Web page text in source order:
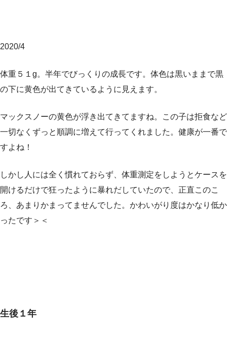
2020/4
体重５１g。半年でびっくりの成長です。体色は黒いままで黒
の下に黄色が出てきているように見えます。
マックスノーの黄色が浮き出てきてますね。この子は拒食など
一切なくずっと順調に増えて行ってくれました。健康が一番で
すよね！
しかし人には全く慣れておらず、体重測定をしようとケースを
開けるだけで狂ったように暴れだしていたので、正直このこ
ろ、あまりかまってませんでした。かわいがり度はかなり低か
ったです＞＜
生後１年